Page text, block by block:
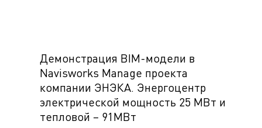
Демонстрация BIM-модели в
Navisworks Manage проекта
компании ЭНЭКА. Энергоцентр
электрической мощность 25 МВт и
тепловой – 91МВт